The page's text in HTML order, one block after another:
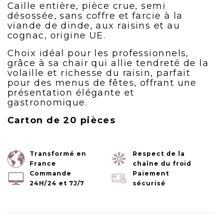
Caille entière, pièce crue, semi
désossée, sans coffre et farcie à la
viande de dinde, aux raisins et au
cognac, origine UE.
Choix idéal pour les professionnels,
grâce à sa chair qui allie tendreté de la
volaille et richesse du raisin, parfait
pour des menus de fêtes, offrant une
présentation élégante et
gastronomique.
Carton de 20 pièces
Transformé en
France
Respect de la
chaîne du froid
Commande
24H/24 et 7J/7
Paiement
sécurisé